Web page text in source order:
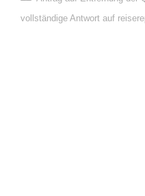
vollständige Antwort auf